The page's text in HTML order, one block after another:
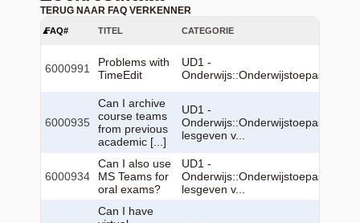
TERUG NAAR FAQ VERKENNER
FAQ# TITEL CATEGORIE
6000991
Problems with
TimeEdit
UD1 -
6000935
Can I archive
course teams
from previous
academic [...]
UD1 -
lesgeven v...
6000934
Can I also use
MS Teams for
oral exams?
UD1 -
lesgeven v...
Can I have